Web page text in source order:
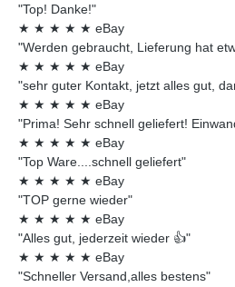
"Top! Danke!"
★ ★ ★ ★ ★ eBay
"Werden gebraucht, Lieferung hat
★ ★ ★ ★ ★ eBay
"sehr guter Kontakt, jetzt alles gut,
★ ★ ★ ★ ★ eBay
"Prima! Sehr schnell geliefert!
★ ★ ★ ★ ★ eBay
"Top Ware....schnell geliefert"
★ ★ ★ ★ ★ eBay
"TOP gerne wieder"
★ ★ ★ ★ ★ eBay
"Alles gut, jederzeit wieder 👍"
★ ★ ★ ★ ★ eBay
"Schneller Versand,alles bestens"